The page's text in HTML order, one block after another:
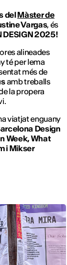
delMàster de
Vargas, és
DESIGN 2025!
alineades
té per lema
més de
amb treballs
la propera
viatjat enguany
Design
Week, What
i Mikser